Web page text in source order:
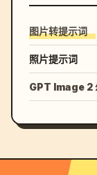
图片转提示词
照片提示词
GPT Image 2